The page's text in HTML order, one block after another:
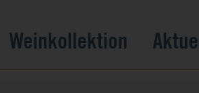
Weinkollektion